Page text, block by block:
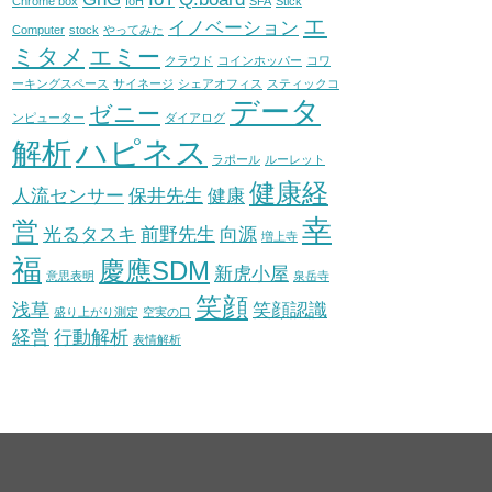
Computer stock やってみた イノベーション エ
ミタメ エミー クラウド コインホッパー コワ
ーキングスペース サイネージ シェアオフィス スティックコ
ンピューター ゼニー ダイアログ データ
解析ハピネス ラポール ルーレット
人流センサー 保井先生 健康 健康経
営 光るタスキ 前野先生 向源 増上寺 幸
福 意思表明 慶應SDM 新虎小屋 泉岳寺
浅草 盛り上がり測定 空実の口 笑顔 笑顔認識
経営 行動解析 表情解析